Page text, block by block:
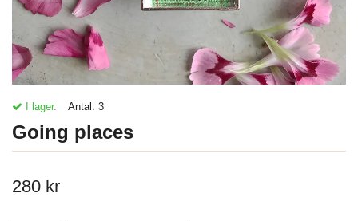
I lager. Antal: 3
Going places
280 kr